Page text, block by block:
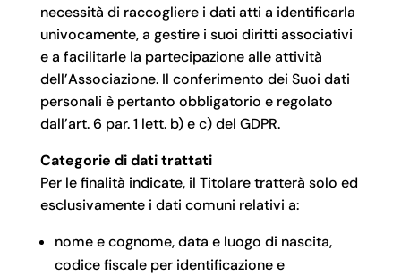
necessità di raccogliere i dati atti a identificarla
univocamente, a gestire i suoi diritti associativi
e a facilitarle la partecipazione alle attività
dell’Associazione. Il conferimento dei Suoi dati
personali è pertanto obbligatorio e regolato
dall’art. 6 par. 1 lett. b) e c) del GDPR.
Categorie di dati trattati
Per le finalità indicate, il Titolare tratterà solo ed
esclusivamente i dati comuni relativi a:
nome e cognome, data e luogo di nascita,
codice fiscale per identificazione e